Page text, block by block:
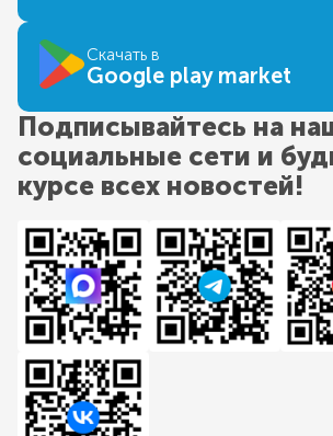
Скачать в
Google play market
Подписывайтесь на
социальные сети и
курсе всех новостей!